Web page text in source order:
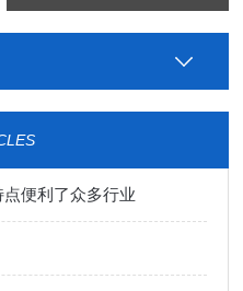
便利了众多行业